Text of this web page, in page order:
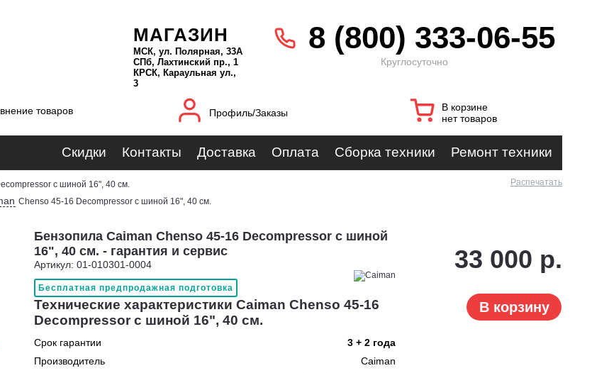
МАГАЗИН
МСК, ул. Полярная, 33А
СПб, Лахтинский пр., 1
КРСК, Караульная ул.,
3
8 (800) 333-06-55
Круглосуточно
товаров Профиль/Заказы
В корзине
нет товаров
Скидки Контакты Доставка Оплата Сборка техники Ремонт техники
с шиной 16", 40 см. Распечатать
Chenso 45-16 Decompressor с шиной 16", 40 см.
Бензопила Caiman Chenso 45-16 Decompressor с шиной
16", 40 см. - гарантия и сервис
Артикул: 01-010301-0004
Бесплатная предпродажная подготовка
Технические характеристики Caiman Chenso 45-16
Decompressor с шиной 16", 40 см.
Срок гарантии
3 + 2 года
Производитель
Caiman
33 000 р.
В корзину